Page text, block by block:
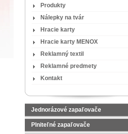
Produkty
Nálepky na tvár
Hracie karty
Hracie karty MENOX
Reklamný textil
Reklamné predmety
Kontakt
Jednorázové zapaľovače
Plniteľné zapaľovače